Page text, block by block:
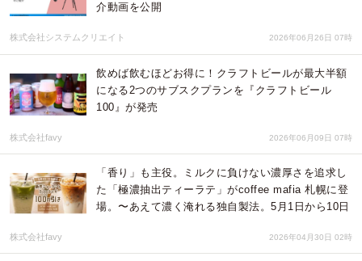
介動画を公開
株式会社システムクリエイト 2026年06月26日 07時
飲めば飲むほどお得に！クラフトビールが最大半額
になる2つのサブスクプランを『クラフトビール
100』が発売
株式会社favy 2026年06月09日 07時
「香り」も主役。ミルクに負けない濃厚さを追求し
た「極濃抽出ティーラテ」がcoffee mafia 札幌に登
場。〜あえて濃く淹れる独自製法。5月1日から10日
株式会社favy 2026年04月30日 02時